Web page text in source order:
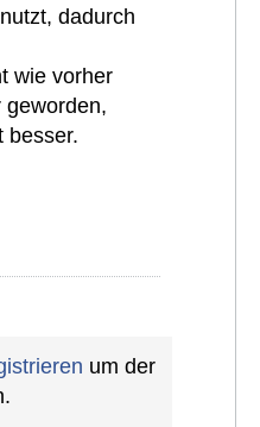
dadurch
wie vorher
geworden,
besser.
um der